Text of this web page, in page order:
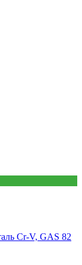
Cr-V, GAS 82